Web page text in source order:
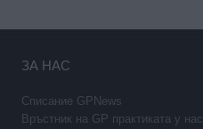
ЗА НАС
Списание GPNews
Връстник на GP практиката у нас